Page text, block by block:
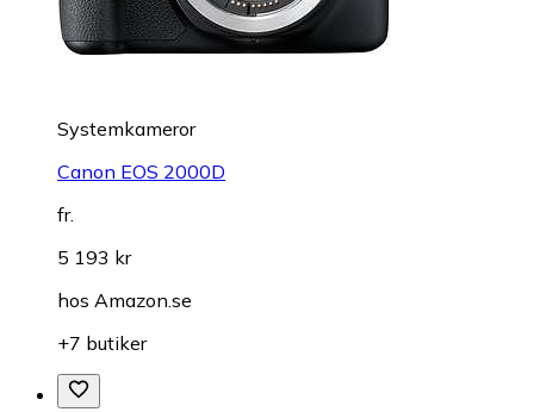
Systemkameror
Canon EOS 2000D
fr.
5 193 kr
hos Amazon.se
+7 butiker